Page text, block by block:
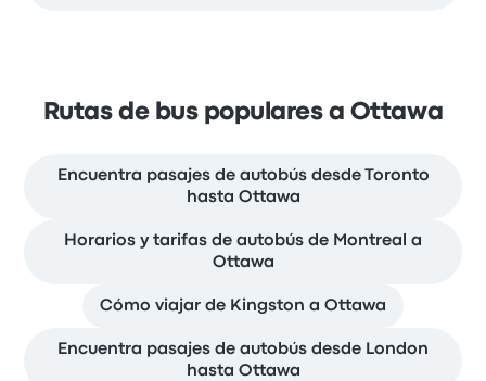
Rutas de bus populares a Ottawa
Encuentra pasajes de autobús desde Toronto
hasta Ottawa
Horarios y tarifas de autobús de Montreal a
Ottawa
Cómo viajar de Kingston a Ottawa
Encuentra pasajes de autobús desde London
hasta Ottawa